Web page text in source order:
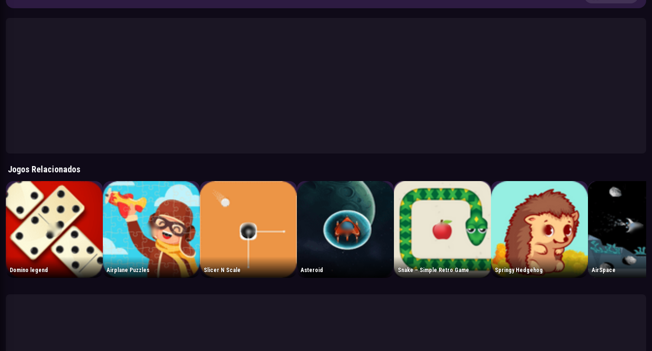
Jogos Relacionados
Domino legend Airplane Puzzles Slicer N Scale Asteroid Snake – Simple Retro Game Springy Hedgehog AirSpace